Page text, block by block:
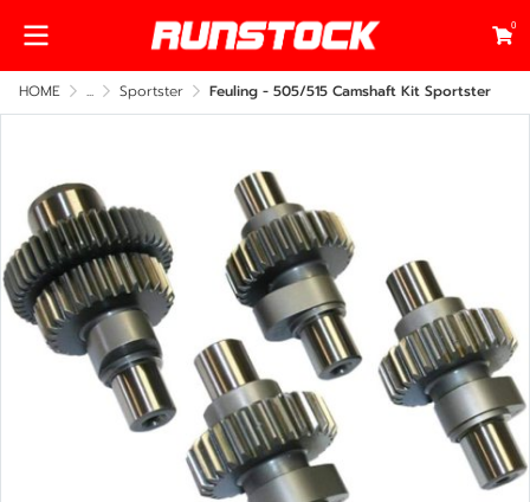
0
HOME ... Sportster Feuling - 505/515 Camshaft Kit Sportster